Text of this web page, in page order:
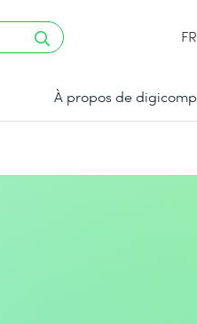
FR
À propos de digicomp